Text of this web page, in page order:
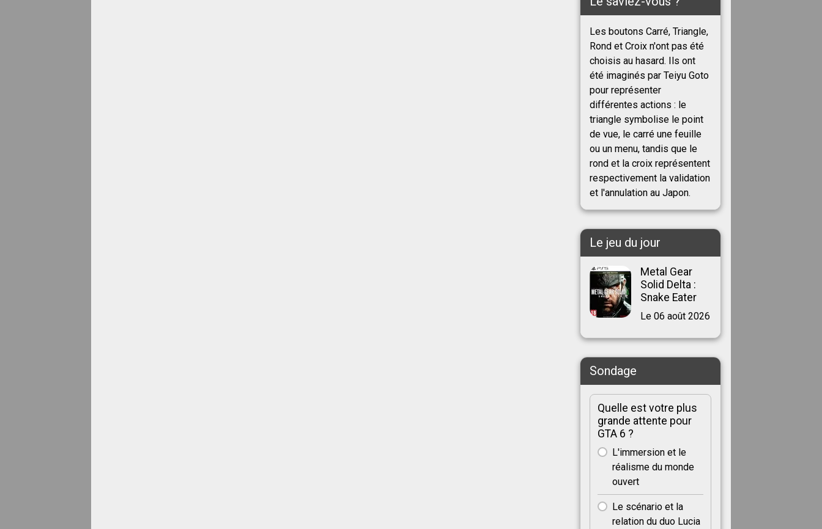
Les boutons Carré, Triangle,
Rond et Croix n'ont pas été
choisis au hasard. Ils ont
été imaginés par Teiyu Goto
pour représenter
différentes actions : le
triangle symbolise le point
de vue, le carré une feuille
ou un menu, tandis que le
rond et la croix représentent
respectivement la validation
et l'annulation au Japon.
Le jeu du jour
Metal Gear
Solid Delta :
Snake Eater
Le 06 août 2026
Sondage
Quelle est votre plus
grande attente pour
GTA 6 ?
L'immersion et le
réalisme du monde
ouvert
Le scénario et la
relation du duo Lucia